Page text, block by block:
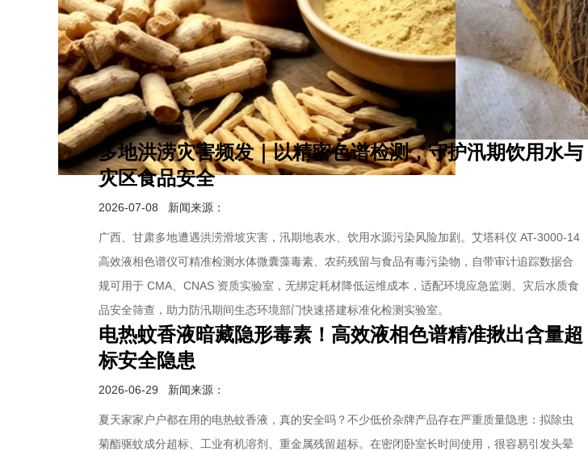
多地洪涝灾害频发｜以精密色谱检测，守护汛期饮用水与
灾区食品安全
2026-07-08 新闻来源：
广西、甘肃多地遭遇洪涝滑坡灾害，汛期地表水、饮用水源污染风险加剧。艾塔科仪 AT-3000-14
高效液相色谱仪可精准检测水体微囊藻毒素、农药残留与食品有毒污染物，自带审计追踪数据合
规可用于 CMA、CNAS 资质实验室，无绑定耗材降低运维成本，适配环境应急监测、灾后水质食
品安全筛查，助力防汛期间生态环境部门快速搭建标准化检测实验室。
电热蚊香液暗藏隐形毒素！高效液相色谱精准揪出含量超
标安全隐患
2026-06-29 新闻来源：
夏天家家户户都在用的电热蚊香液，真的安全吗？不少低价杂牌产品存在严重质量隐患：拟除虫
菊酯驱蚊成分超标、工业有机溶剂、重金属残留超标。在密闭卧室长时间使用，很容易引发头晕